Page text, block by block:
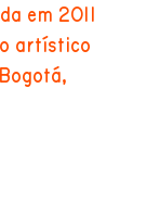
em 2011
artístico